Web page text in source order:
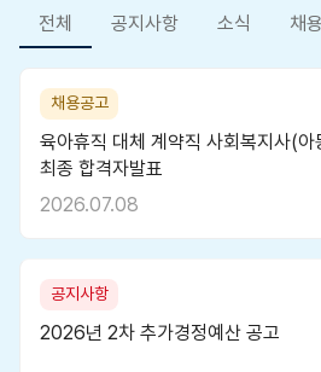
전체 공지사항 소식 채
채용공고
육아휴직 대체 계약직 사회복지사(
최종 합격자발표
2026.07.08
공지사항
2026년 2차 추가경정예산 공고